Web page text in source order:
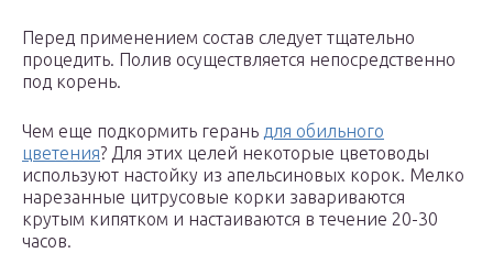
Перед применением состав следует тщательно
процедить. Полив осуществляется непосредственно
под корень.
Чем еще подкормить герань для обильного
цветения? Для этих целей некоторые цветоводы
используют настойку из апельсиновых корок. Мелко
нарезанные цитрусовые корки завариваются
крутым кипятком и настаиваются в течение 20-30
часов.